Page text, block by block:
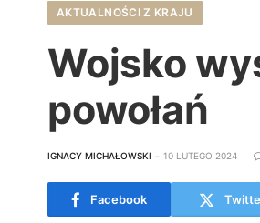
AKTUALNOŚCI Z KRAJU
Wojsko
powołań
IGNACY MICHAŁOWSKI 10 LUTEGO 2024
Facebook